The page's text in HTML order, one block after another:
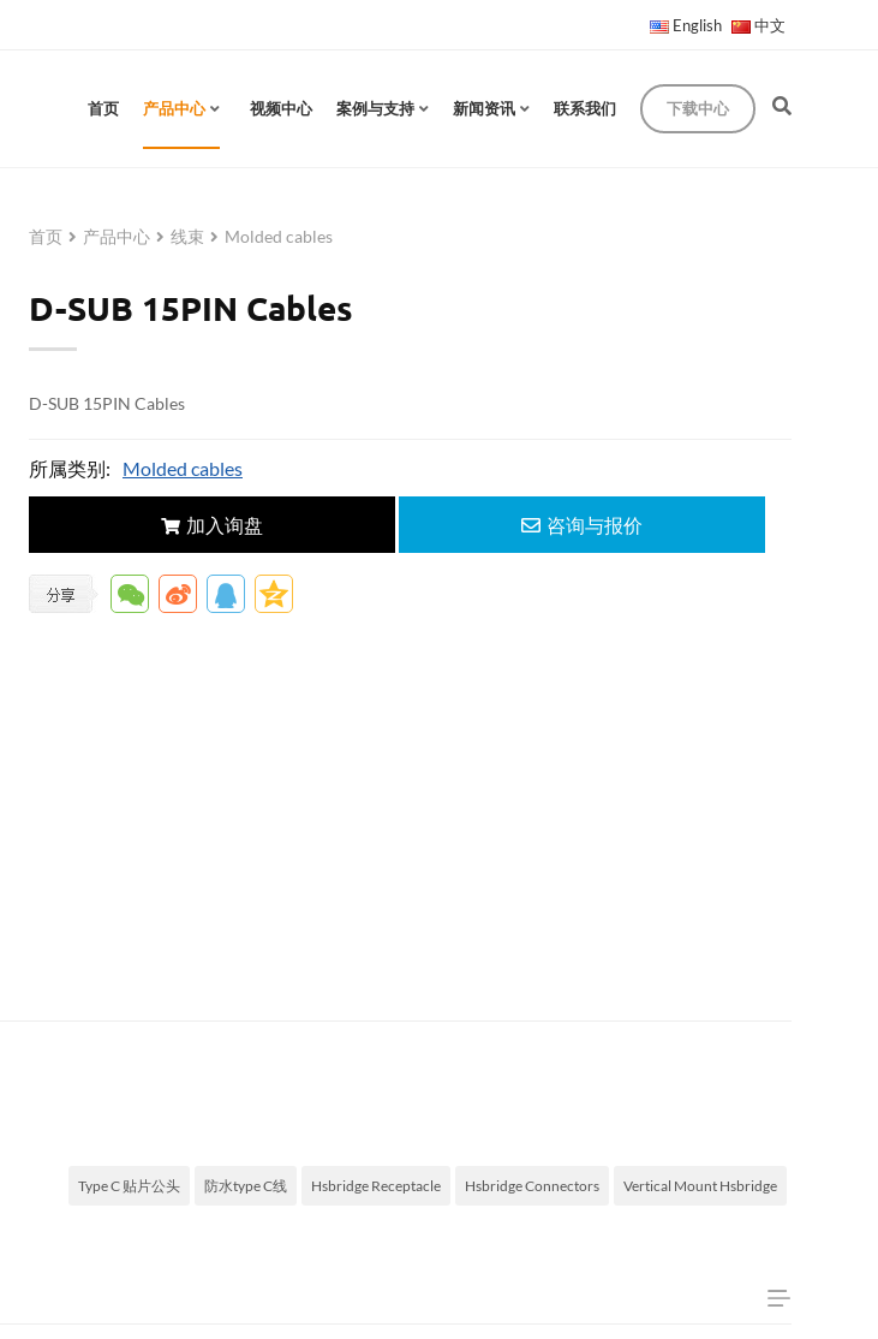
English 中文
首页 产品中心 视频中心 案例与支持 新闻资讯 联系我们 下载中心
首页 产品中心 线束 Molded cables
D-SUB 15PIN Cables
D-SUB 15PIN Cables
所属类别: Molded cables
加入询盘 咨询与报价
Type C 贴片公头 防水type C线 Hsbridge Receptacle Hsbridge Connectors Vertical Mount Hsbridge